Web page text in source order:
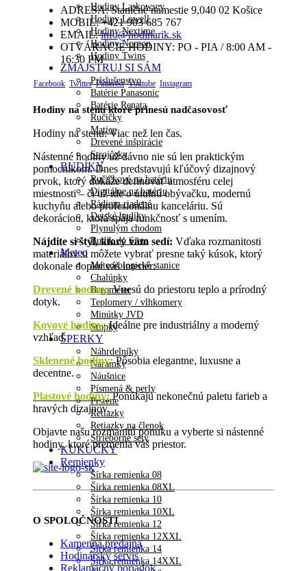
Hodiny Laskowscy
Hodiny Lowell
Hodiny Nextime
Hodiny Nomon
Hodiny Twins
ZMAJSTRUJ SI SÁM
Príslušenstvo
Batérie Panasonic
Batérie Renata
Ručičky
Matice
Drevené inšpirácie
Strojčeky
BUDÍKY
Ručičkové na batériu
Digitálne na batériu
Rádiom riadené
Detské budíky
Plynulým chodom
Budík do Siete
Meteo
Meteorologické stanice
Chalúpky
Barometer
Teplomery / vlhkomery
Minútky JVD
Stopky
ŠPERKY
Náhrdelníky
Náramky
Náušnice
Písmená & perly
Prstene
Retiazky
Retiazky na členok
Strieborné sety
KUKUČKY
Remienky
Šírka remienka 08
Šírka remienka 08XL
Šírka remienka 10
Šírka remienka 10XL
Šírka remienka 12
Šírka remienka 12XXL
Šírka remienka 14
Šírka remienka 14XXL
ADRESA: Staničné námestie 9,040 02 Košice
MOBIL: +421 903 685 767
EMAIL: info@hodinarik.sk
OTVÁRACIE HODINY: PO - PIA / 8:00 AM -
16:30 PM
Facebook Twitter Pinterest Youtube Instagram
Hodiny na stenu ktoré prinesú nadčasovosť
Hodiny na stenu: Viac než len čas.
Nástenné hodiny už dávno nie sú len praktickým
pomocníkom. Dnes predstavujú kľúčový dizajnový
prvok, ktorý dokáže definovať atmosféru celej
miestnosti – či už ide o útulnú obývačku, modernú
kuchyňu alebo profesionálnu kanceláriu. Sú
dekoráciou, ktorá spája funkčnosť s umením.
Nájdite si štýl, ktorý vám sedí: Vďaka rozmanitosti
materiálov si môžete vybrať presne taký kúsok, ktorý
dokonale doplní váš interiér:
Drevené hodiny:Vnesú do priestoru teplo a prírodný
dotyk.
Kovové hodiny:Ideálne pre industriálny a moderný
vzhľad.
Sklenené hodiny:Pôsobia elegantne, luxusne a
decentne.
Plastové hodiny:Ponúkajú nekonečnú paletu farieb a
hravých dizajnov.
Objavte našu rozmanitú ponuku a vyberte si nástenné
hodiny, ktoré premenia váš priestor.
O SPOLOČNOSTI
Kamenná predajňa
Hodinársky servis
Reklamačný poriadok